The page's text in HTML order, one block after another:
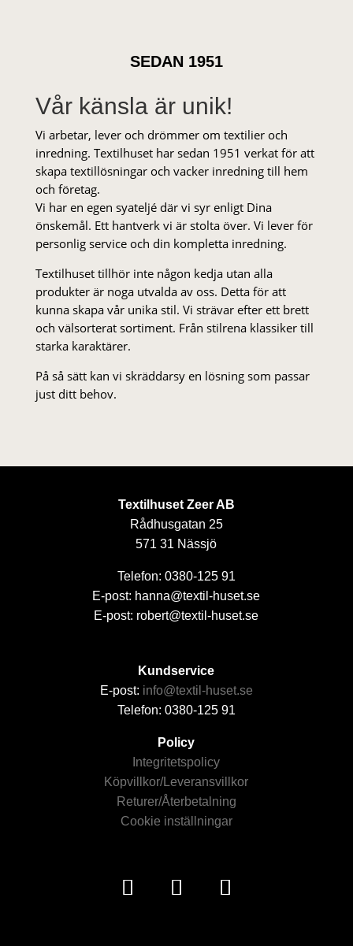
SEDAN 1951
Vår känsla är unik!
Vi arbetar, lever och drömmer om textilier och
inredning. Textilhuset har sedan 1951 verkat för att
skapa textillösningar och vacker inredning till hem
och företag.
Vi har en egen syateljé där vi syr enligt Dina
önskemål. Ett hantverk vi är stolta över. Vi lever för
personlig service och din kompletta inredning.
Textilhuset tillhör inte någon kedja utan alla
produkter är noga utvalda av oss. Detta för att
kunna skapa vår unika stil. Vi strä­var efter ett brett
och välsorterat sor­ti­ment. Från stil­rena klas­siker till
starka karaktärer.
På så sätt kan vi skräddarsy en lösning som passar
just ditt behov.
Textilhuset Zeer AB
Rådhusgatan 25
571 31 Nässjö
Telefon: 0380-125 91
E-post: hanna@textil-huset.se
E-post: robert@textil-huset.se
Kundservice
E-post: info@textil-huset.se
Telefon: 0380-125 91
Policy
Integritetspolicy
Köpvillkor/Leveransvillkor
Returer/Återbetalning
Cookie inställningar